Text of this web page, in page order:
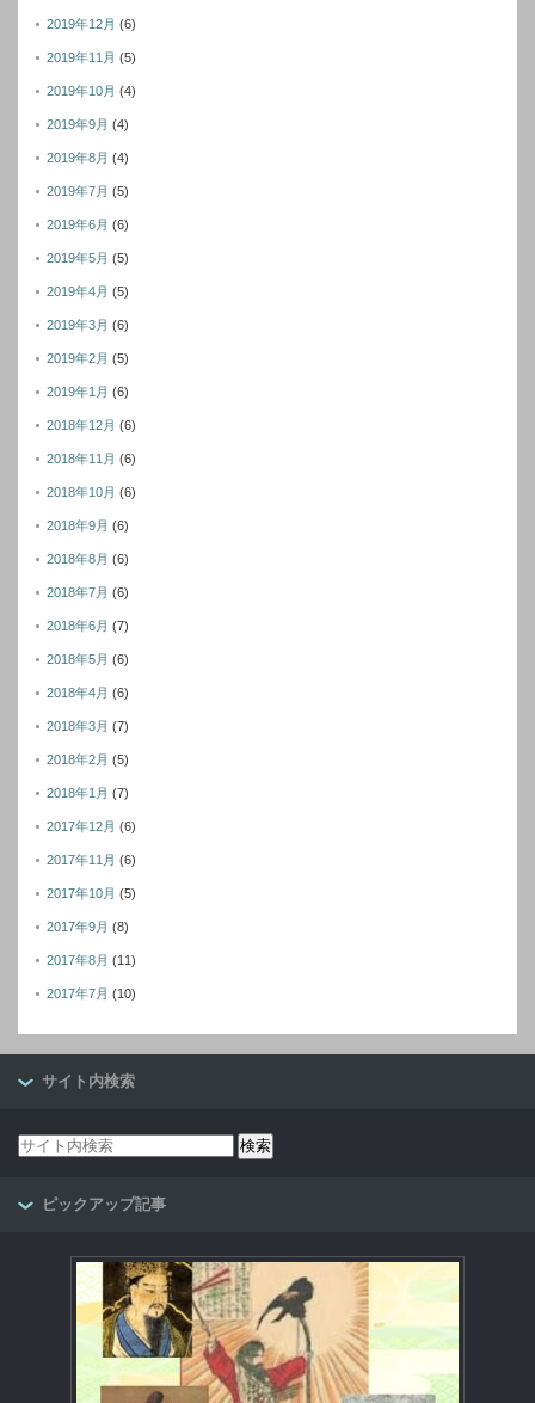
2019年12月 (6)
2019年11月 (5)
2019年10月 (4)
2019年9月 (4)
2019年8月 (4)
2019年7月 (5)
2019年6月 (6)
2019年5月 (5)
2019年4月 (5)
2019年3月 (6)
2019年2月 (5)
2019年1月 (6)
2018年12月 (6)
2018年11月 (6)
2018年10月 (6)
2018年9月 (6)
2018年8月 (6)
2018年7月 (6)
2018年6月 (7)
2018年5月 (6)
2018年4月 (6)
2018年3月 (7)
2018年2月 (5)
2018年1月 (7)
2017年12月 (6)
2017年11月 (6)
2017年10月 (5)
2017年9月 (8)
2017年8月 (11)
2017年7月 (10)
サイト内検索
ピックアップ記事